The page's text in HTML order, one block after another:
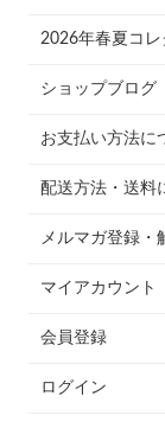
2026年春夏コレ
ショップブログ
お支払い方法に
配送方法・送料
メルマガ登録・
マイアカウント
会員登録
ログイン